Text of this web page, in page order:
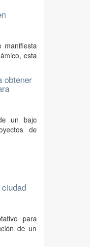
manifiesta
esta
obtener
un bajo
de
para
de un